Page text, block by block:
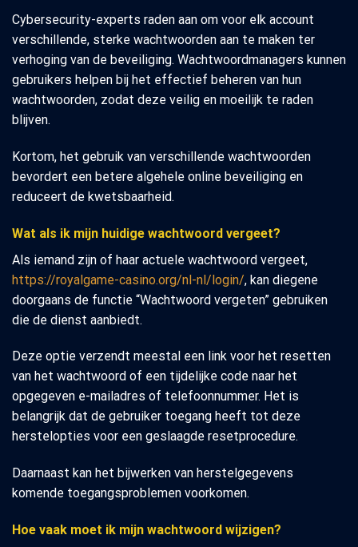
Cybersecurity-experts raden aan om voor elk account
verschillende, sterke wachtwoorden aan te maken ter
verhoging van de beveiliging. Wachtwoordmanagers kunnen
gebruikers helpen bij het effectief beheren van hun
wachtwoorden, zodat deze veilig en moeilijk te raden
blijven.
Kortom, het gebruik van verschillende wachtwoorden
bevordert een betere algehele online beveiliging en
reduceert de kwetsbaarheid.
Wat als ik mijn huidige wachtwoord vergeet?
Als iemand zijn of haar actuele wachtwoord vergeet,
https://royalgame-casino.org/nl-nl/login/, kan diegene
doorgaans de functie “Wachtwoord vergeten” gebruiken
die de dienst aanbiedt.
Deze optie verzendt meestal een link voor het resetten
van het wachtwoord of een tijdelijke code naar het
opgegeven e-mailadres of telefoonnummer. Het is
belangrijk dat de gebruiker toegang heeft tot deze
herstelopties voor een geslaagde resetprocedure.
Daarnaast kan het bijwerken van herstelgegevens
komende toegangsproblemen voorkomen.
Hoe vaak moet ik mijn wachtwoord wijzigen?